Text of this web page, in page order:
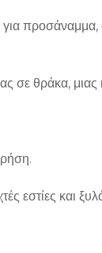
προσάναμμα,
σε θράκα,
εστίες και